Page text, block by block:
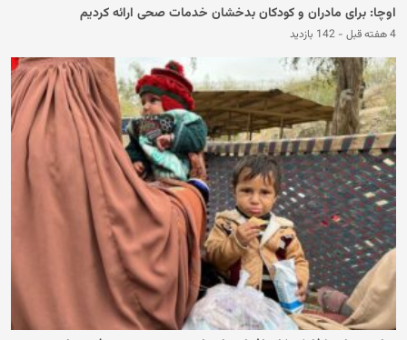
اوچا: برای مادران و کودکان بدخشان خدمات صحی ارائه کردیم
4 هفته قبل - 142 بازدید